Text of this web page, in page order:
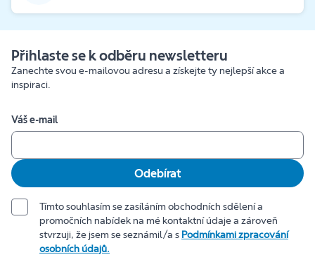
Přihlaste se k odběru newsletteru
Zanechte svou e-mailovou adresu a získejte ty nejlepší akce a
inspiraci.
Váš e-mail
Odebírat
Tímto souhlasím se zasíláním obchodních sdělení a
promočních nabídek na mé kontaktní údaje a zároveň
stvrzuji, že jsem se seznámil/a s Podmínkami zpracování
osobních údajů.